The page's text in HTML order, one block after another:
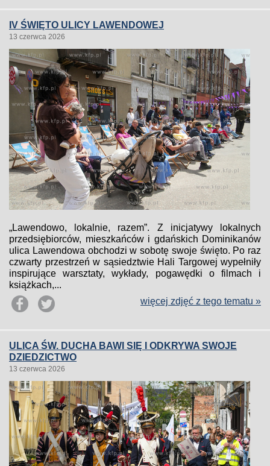
IV ŚWIĘTO ULICY LAWENDOWEJ
13 czerwca 2026
„Lawendowo, lokalnie, razem”. Z inicjatywy lokalnych
przedsiębiorców, mieszkańców i gdańskich Dominikanów
ulica Lawendowa obchodzi w sobotę swoje święto. Po raz
czwarty przestrzeń w sąsiedztwie Hali Targowej wypełniły
inspirujące warsztaty, wykłady, pogawędki o filmach i
książkach,...
więcej zdjęć z tego tematu »
ULICA ŚW. DUCHA BAWI SIĘ I ODKRYWA SWOJE
DZIEDZICTWO
13 czerwca 2026